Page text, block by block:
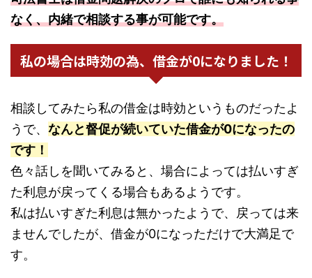
なく、内緒で相談する事が可能です。
私の場合は時効の為、借金が0になりました！
相談してみたら私の借金は時効というものだったよ
うで、 なんと督促が続いていた借金が0になったの
です！
色々話しを聞いてみると、場合によっては払いすぎ
た利息が戻ってくる場合もあるようです。
私は払いすぎた利息は無かったようで、戻っては来
ませんでしたが、借金が0になっただけで大満足で
す。